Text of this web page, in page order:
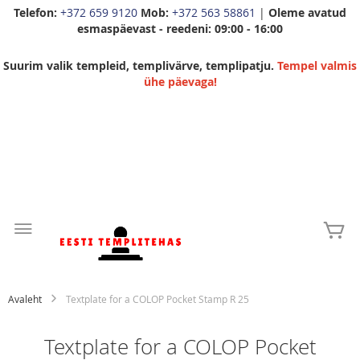
Telefon: +372 659 9120 Mob: +372 563 58861 | Oleme avatud
esmaspäevast - reedeni: 09:00 - 16:00
Suurim valik templeid, templivärve, templipatju. Tempel valmis
ühe päevaga!
Content
Avaleht Textplate for a COLOP Pocket Stamp R 25
Textplate for a COLOP Pocket